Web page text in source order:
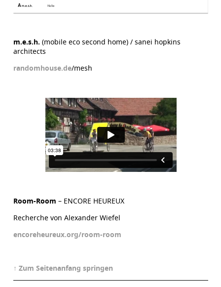
m.e.s.h. (mobile eco second home) / sanei hopkins
architects
randomhouse.de/mesh
Room-Room – ENCORE HEUREUX
Recherche von Alexander Wiefel
encoreheureux.org/room-room
↑ Zum Seitenanfang springen